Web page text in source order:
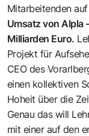
Mitarbeitenden
Umsatz von Alpla
Milliarden Euro.
Projekt für
CEO des
einen kollektiven
Hoheit über die
Genau das will
mit einer auf den